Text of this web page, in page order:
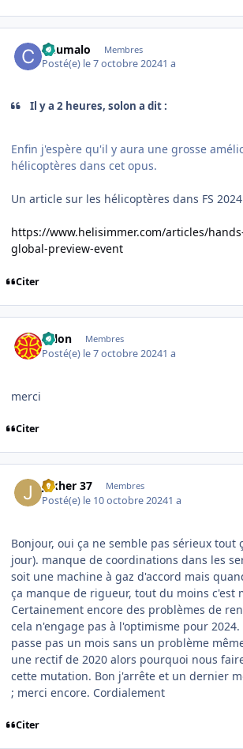
Chumalo Membres
Posté(e) le 7 octobre 20241 a
Il y a 2 heures, solon a dit :
Enfin j'espère qu'il y aura une grosse
hélicoptères dans cet opus.
Un article sur les hélicoptères dans FS
https://www.helisimmer.com/articles/
global-preview-event
Citer
solon Membres
Posté(e) le 7 octobre 20241 a
merci
Citer
jakher 37 Membres
Posté(e) le 10 octobre 20241 a
Bonjour, oui ça ne semble pas sérieux tout
jour). manque de coordinations dans les
soit une machine à gaz d'accord mais
ça manque de rigueur, tout du moins c'est
Certainement encore des problèmes de
cela n'engage pas à l'optimisme pour 2024.
passe pas un mois sans un problème
une rectif de 2020 alors pourquoi nous
cette mutation. Bon j'arrête et un dernier
; merci encore. Cordialement
Citer